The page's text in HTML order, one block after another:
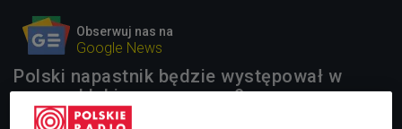
Obserwuj nas na
Google News
Polski napastnik będzie występował w
nowym klubie z numerem 9.